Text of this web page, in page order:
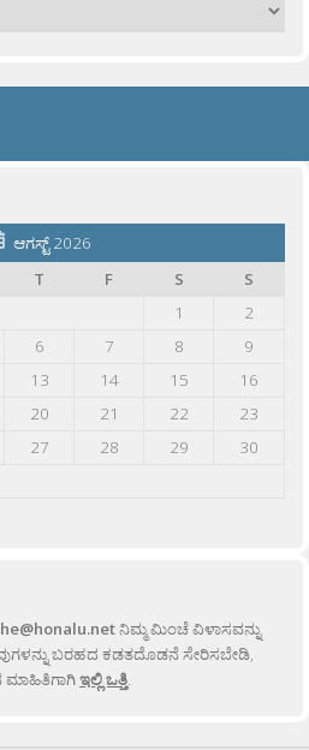
ಆಗಸ್ಟ್ 2026
T F S
S
1
2
6 7 8
9
13 14 15
16
20 21 22
23
27 28 29
30
ನಿಮ್ಮ ಮಿಂಚೆ ವಿಳಾಸವನ್ನು
ಬರಹದ ಕಡತದೊಡನೆ ಸೇರಿಸಬೇಡಿ,
ಇಲ್ಲಿ ಒತ್ತಿ.